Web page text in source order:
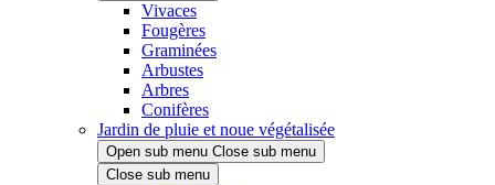
Vivaces
Fougères
Graminées
Arbustes
Arbres
Conifères
Jardin de pluie et noue végétalisée
Open sub menu Close sub menu
Close sub menu